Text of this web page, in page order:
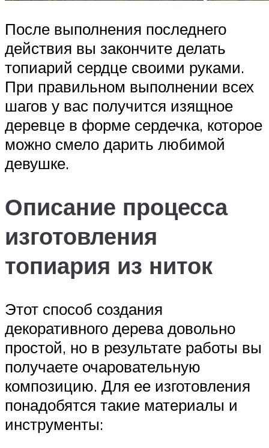
После выполнения последнего
действия вы закончите делать
топиарий сердце своими руками.
При правильном выполнении всех
шагов у вас получится изящное
деревце в форме сердечка, которое
можно смело дарить любимой
девушке.
Описание процесса
изготовления
топиария из ниток
Этот способ создания
декоративного дерева довольно
простой, но в результате работы вы
получаете очаровательную
композицию. Для ее изготовления
понадобятся такие материалы и
инструменты: